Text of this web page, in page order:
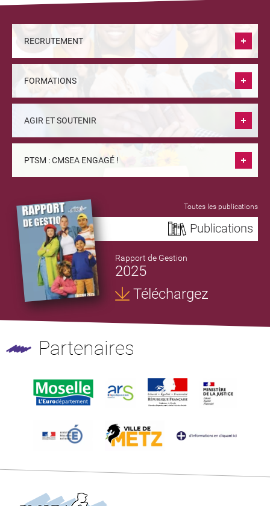
RECRUTEMENT
FORMATIONS
AGIR ET SOUTENIR
PTSM : CMSEA ENGAGÉ !
Toutes les publications
Publications
Rapport de Gestion
2025
Téléchargez
Partenaires